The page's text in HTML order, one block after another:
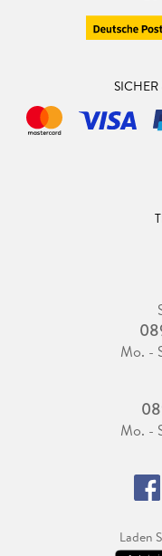
Mo. -
Mo. -
Laden